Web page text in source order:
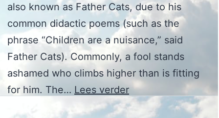
also known as Father Cats, due to his
common didactic poems (such as the
phrase “Children are a nuisance,” said
Father Cats). Commonly, a fool stands
ashamed who climbs higher than is fitting
for him. The… Lees verderJacob
Cats